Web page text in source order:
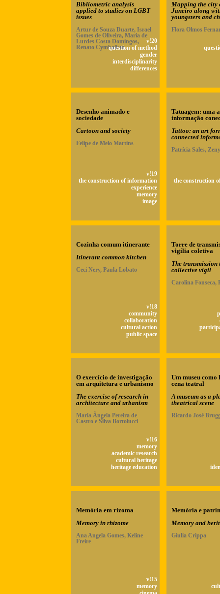
Bibliometric analysis
applied to studies on LGBT
issues
Artur de Souza Duarte, Israel
Gomes de Oliveira, Maria de
Lurdes Costa Domingos,
Renato Cymbalista
v!20
question of method
gender
interdisciplinarity
differences
Mapping the city
Janeiro along
youngsters and
Flora Olmos
Desenho animado e
sociedade
Cartoon and society
Felipe de Melo Martins
v!19
the construction of information
experience
memory
image
Tatuagem: uma
informação
Tattoo: an art
connected
Patrícia Sales,
the construction
Cozinha comum itinerante
Itinerant common kitchen
Ceci Nery, Paula Lobato
v!18
community
collaboration
cultural action
public space
Torre de
vigília coletiva
The transmission
collective vigil
Carolina Fonseca,
O exercício de investigação
em arquitetura e urbanismo
The exercise of research in
architecture and urbanism
Maria Ângela Pereira de
Castro e Silva Bortolucci
v!16
memory
academic research
cultural heritage
heritage education
Um museu como
cena teatral
A museum as a
theatrical scene
Ricardo José
Memória em rizoma
Memory in rhizome
Ana Angela Gomes, Keline
Freire
v!15
memory
Memória e
Memory and
Giulia Crippa